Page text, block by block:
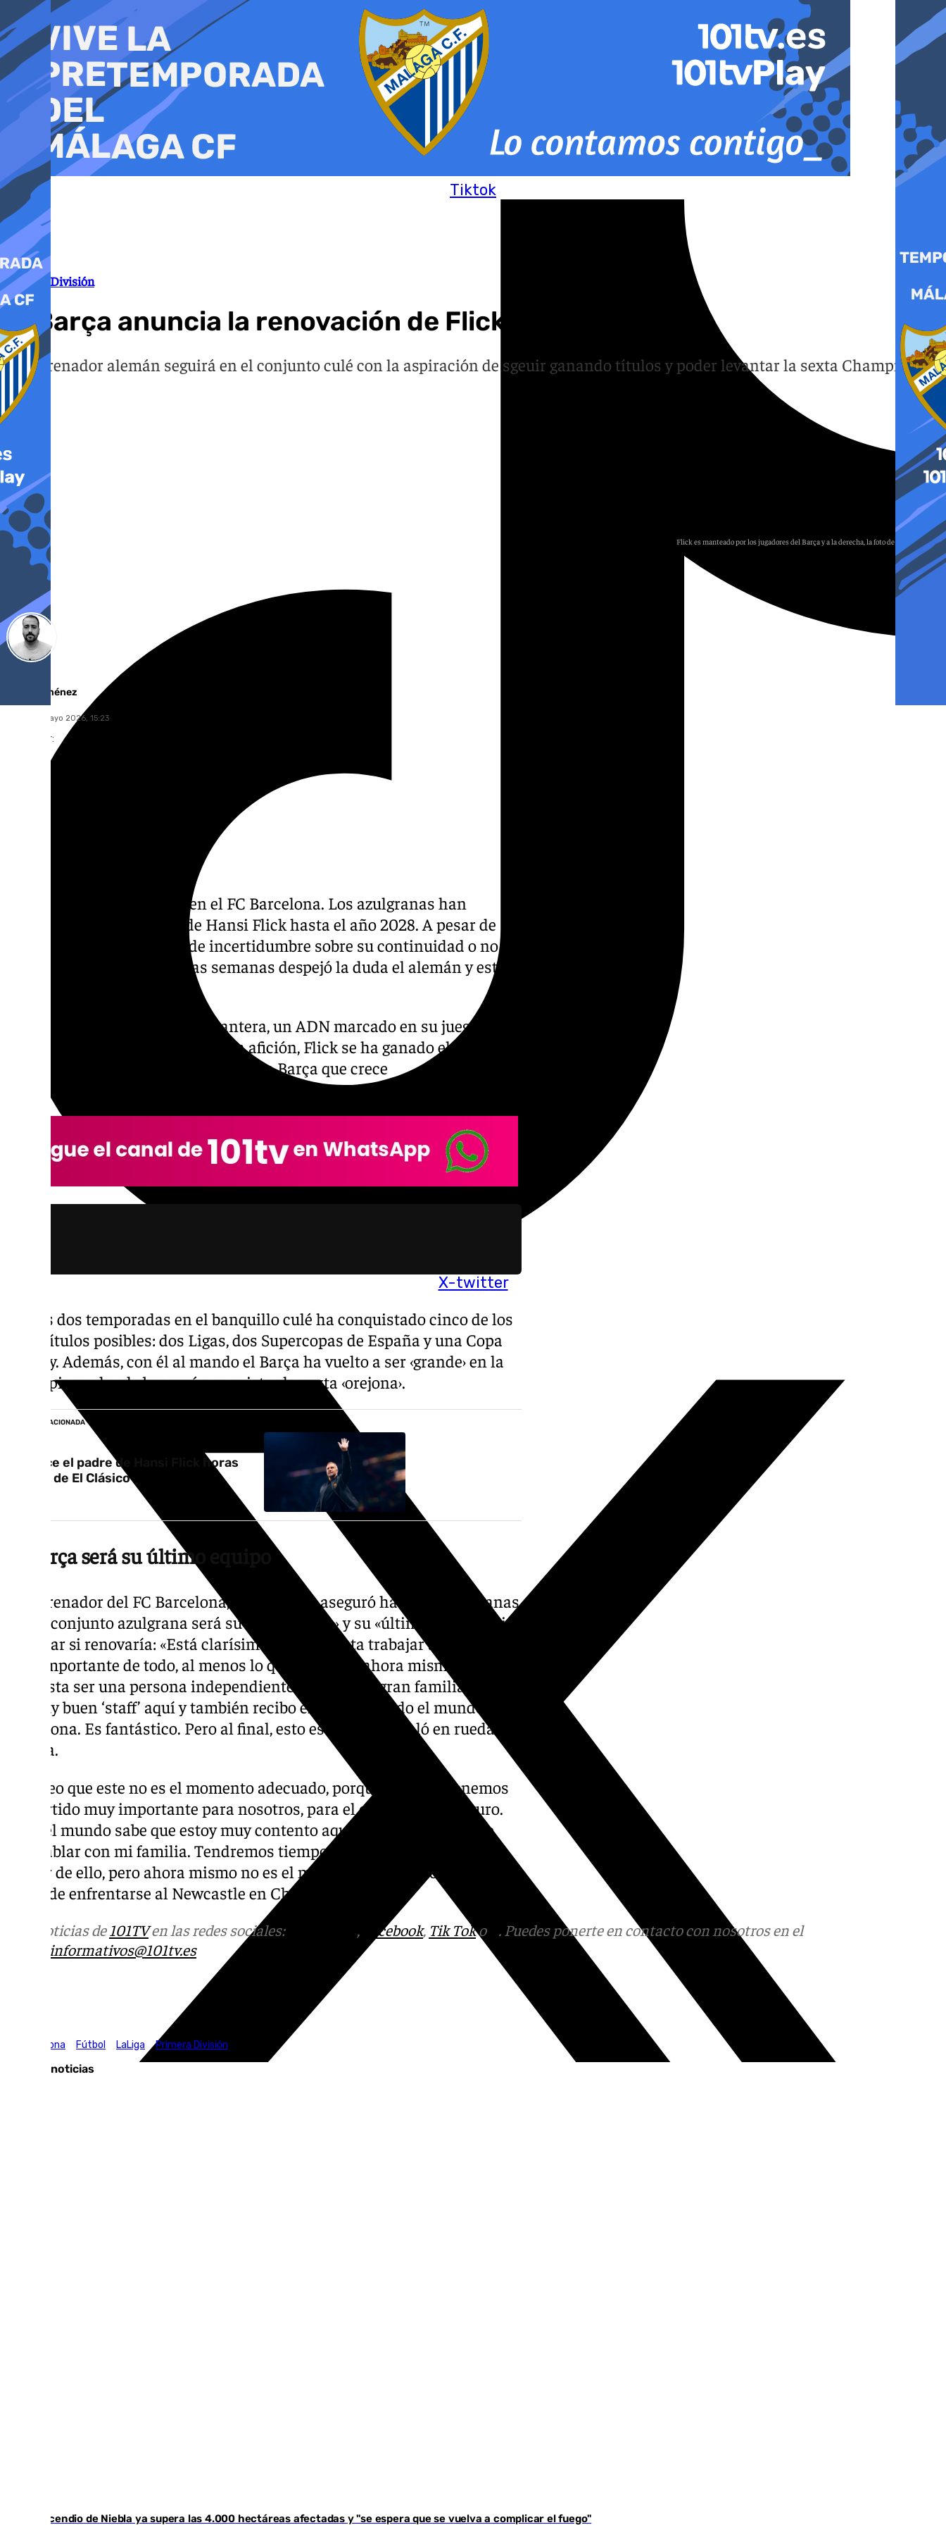
al
contenido
Tiktok
X-twitter
Primera División
El Barça anuncia la renovación de Flick hasta 2028
El entrenador alemán seguirá en el conjunto culé con la aspiración de sgeuir ganando títulos y poder levantar la sexta Champions
Flick es manteado por los jugadores del Barça y a la derecha, la foto de su renovación
101 TV
Pedro Jiménez
lunes, 18 mayo 2026, 15:23
Compartir:
Hay entrenador para rato en el FC Barcelona. Los azulgranas han
anunciado la renovación de Hansi Flick hasta el año 2028. A pesar de
que ha habido momentos de incertidumbre sobre su continuidad o no en
la Ciudad Condal, hace unas semanas despejó la duda el alemán y este
Con una clara apuesta por la cantera, un ADN marcado en su juego y una
buena conexión con la ciudad y la afición, Flick se ha ganado el derecho
a continuar siendo el arquitecto de un Barça que crece
En sus dos temporadas en el banquillo culé ha conquistado cinco de los
ocho títulos posibles: dos Ligas, dos Supercopas de España y una Copa
del Rey. Además, con él al mando el Barça ha vuelto a ser ‹grande› en la
Champions, donde buscará conquistar la sexta ‹orejona›.
NOTICIA RELACIONADA
Fallece el padre de Hansi Flick horas
antes de El Clásico
El Barça será su último equipo
El entrenador del FC Barcelona, Hansi Flick, aseguró hace unas semanas
que el conjunto azulgrana será su «último club» y su «último trabajo», sin
desvelar si renovaría: «Está clarísimo que me gusta trabajar aquí. Pero lo
más importante de todo, al menos lo que yo siento ahora mismo, es que
me gusta ser una persona independiente. Tengo una gran familia, tengo
un muy buen ‘staff’ aquí y también recibo el apoyo de todo el mundo de
Barcelona. Es fantástico. Pero al final, esto es fútbol», señaló en rueda de
prensa.
«Yo creo que este no es el momento adecuado, porque mañana tenemos
un partido muy importante para nosotros, para el club y para el futuro.
Todo el mundo sabe que estoy muy contento aquí, pero primero tengo
que hablar con mi familia. Tendremos tiempo suficiente para poder
hablar de ello, pero ahora mismo no es el momento adecuado», afirmaba
antes de enfrentarse al Newcastle en Champions.
Más noticias de101TVen las redes sociales: , Facebook, Tik Toko
. Puedes ponerte en contacto con nosotros en el
informativos@101tv.es
FC Barcelona
Fútbol LaLiga Primera División
Últimas noticias
El incendio de Niebla ya supera las 4.000 hectáreas afectadas y "se espera que se vuelva a complicar el fuego"